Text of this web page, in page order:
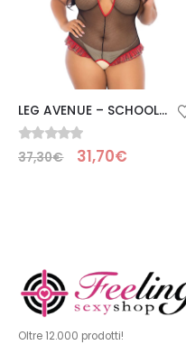
LEG AVENUE – SCHOOLGIRL CROTHLESS FITNESS TEDDY PLUS TAGLIA
0Su 5
37,30€ 31,70€
Oltre 12.000 prodotti!